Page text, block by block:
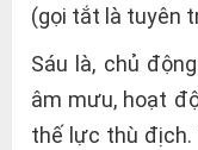
(gọi tắt là tuyên
Sáu là, chủ
âm mưu, hoạt
thế lực thù